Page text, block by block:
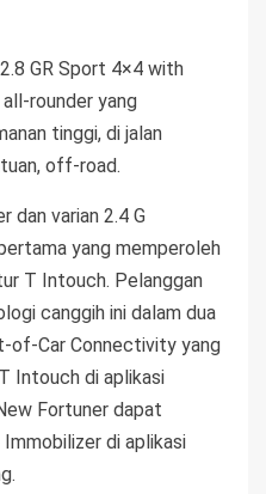
GR Sport 4×4 with
rounder yang
tinggi, di jalan
off-road.
dan varian 2.4 G
yang memperoleh
T Intouch. Pelanggan
canggih ini dalam dua
of-Car Connectivity yang
Intouch di aplikasi
Fortuner dapat
di aplikasi